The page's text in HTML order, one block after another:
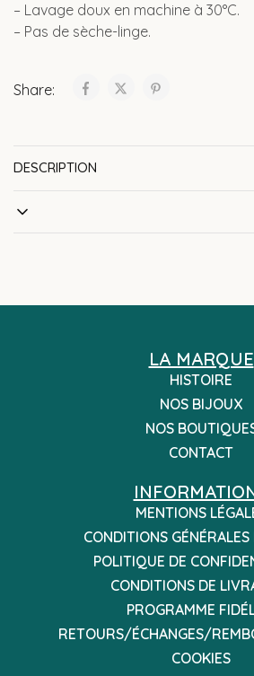
– Lavage doux en machine à 30°C.
– Pas de sèche-linge.
Share:
DESCRIPTION
LA MARQUE
HISTOIRE
NOS BIJOUX
NOS
CONTACT
MENTIONS
CONDITIONS
POLITIQUE DE
CONDITIONS DE
PROGRAMME
RETOURS/ÉCHANGES/
COOKIES